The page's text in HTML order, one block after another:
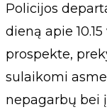
Policijos
dieną apie
prospekte,
sulaikomi
nepagarbų bei